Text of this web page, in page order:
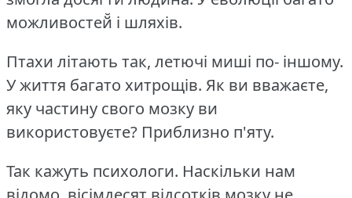
можливостей̆ і шляхів.
Птахи літають так, летючі миші по- іншому.
У життя багато хитрощів. Як ви вважаєте,
яку частину свого мозку ви
використовуєте? Приблизно п'яту.
Так кажуть психологи. Наскільки нам